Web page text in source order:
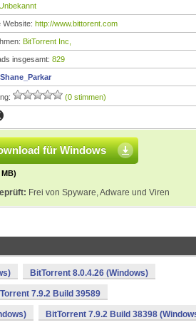
Website: http://www.bittorent.com
BitTorrent Inc,
insgesamt: 829
Shane_Parkar
(0 stimmen)
für Windows
MB)
Frei von Spyware, Adware und Viren
BitTorrent 8.0.4.26 (Windows)
7.9.2 Build 39589
BitTorrent 7.9.2 Build 38398